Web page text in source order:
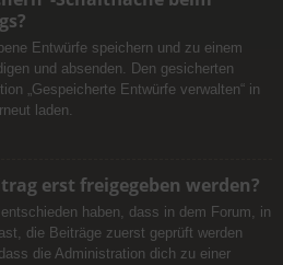
Entwürfe speichern und zu einem
und absenden. Den gesicherten
„Gespeicherte Entwürfe verwalten“ in
laden.
erst freigegeben werden?
haben, dass in dem Forum, in
die Beiträge zuerst geprüft werden
die Administration dich zu einer